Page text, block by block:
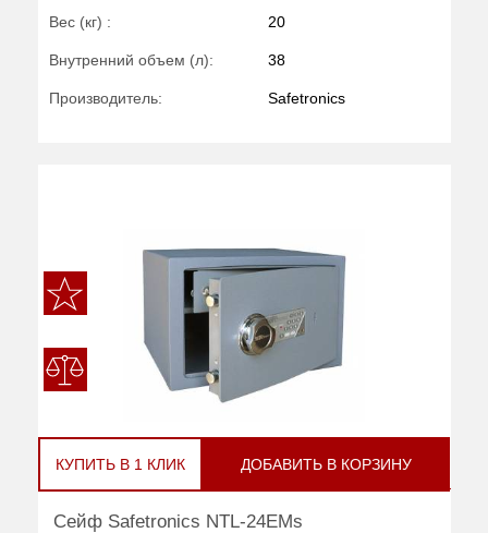
Вес (кг) : 20
Внутренний объем (л): 38
Производитель: Safetronics
КУПИТЬ В 1 КЛИК ДОБАВИТЬ В КОРЗИНУ
Сейф Safetronics NTL-24EMs